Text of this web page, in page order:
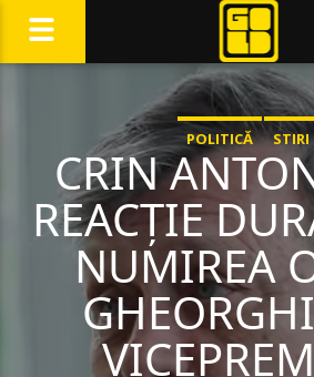
POLITICĂ STIRI
CRIN
REACȚIE
NUMIREA